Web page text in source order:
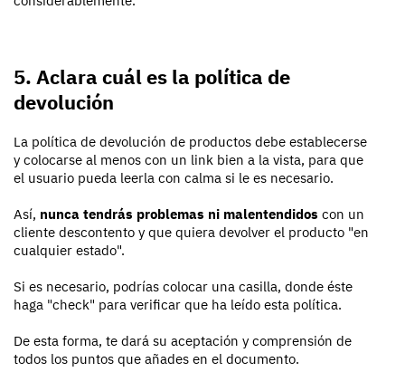
5. Aclara cuál es la política de
devolución
La política de devolución de productos debe establecerse
y colocarse al menos con un link bien a la vista, para que
el usuario pueda leerla con calma si le es necesario.
Así, nunca tendrás problemas ni malentendidos con un
cliente descontento y que quiera devolver el producto "en
cualquier estado".
Si es necesario, podrías colocar una casilla, donde éste
haga "check" para verificar que ha leído esta política.
De esta forma, te dará su aceptación y comprensión de
todos los puntos que añades en el documento.